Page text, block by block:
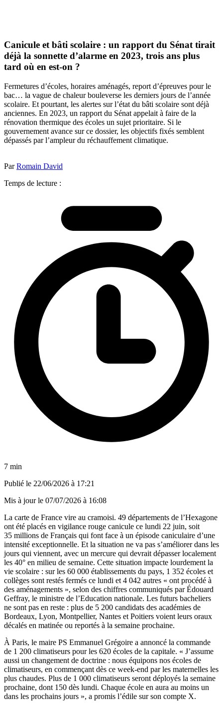
Canicule et bâti scolaire : un rapport du Sénat tirait
déjà la sonnette d’alarme en 2023, trois ans plus
tard où en est-on ?
Fermetures d’écoles, horaires aménagés, report d’épreuves pour le
bac… la vague de chaleur bouleverse les derniers jours de l’année
scolaire. Et pourtant, les alertes sur l’état du bâti scolaire sont déjà
anciennes. En 2023, un rapport du Sénat appelait à faire de la
rénovation thermique des écoles un sujet prioritaire. Si le
gouvernement avance sur ce dossier, les objectifs fixés semblent
dépassés par l’ampleur du réchauffement climatique.
ParRomain David
Temps de lecture :
7 min
Publié le 22/06/2026 à 17:21
Mis à jour le 07/07/2026 à 16:08
La carte de France vire au cramoisi. 49 départements de l’Hexagone
ont été placés en vigilance rouge canicule ce lundi 22 juin, soit
35 millions de Français qui font face à un épisode caniculaire d’une
intensité exceptionnelle. Et la situation ne va pas s’améliorer dans les
jours qui viennent, avec un mercure qui devrait dépasser localement
les 40° en milieu de semaine. Cette situation impacte lourdement la
vie scolaire : sur les 60 000 établissements du pays, 1 352 écoles et
collèges sont restés fermés ce lundi et 4 042 autres « ont procédé à
des aménagements », selon des chiffres communiqués par Édouard
Geffray, le ministre de l’Education nationale. Les futurs bacheliers
ne sont pas en reste : plus de 5 200 candidats des académies de
Bordeaux, Lyon, Montpellier, Nantes et Poitiers voient leurs oraux
décalés en matinée ou reportés à la semaine prochaine.
À Paris, le maire PS Emmanuel Grégoire a annoncé la commande
de 1 200 climatiseurs pour les 620 écoles de la capitale. « J’assume
aussi un changement de doctrine : nous équipons nos écoles de
climatiseurs, en commençant dès ce week-end par les maternelles les
plus chaudes. Plus de 1 000 climatiseurs seront déployés la semaine
prochaine, dont 150 dès lundi. Chaque école en aura au moins un
dans les prochains jours », a promis l’édile sur son compte X.